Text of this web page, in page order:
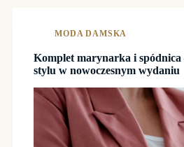
MODA DAMSKA
Komplet marynarka i spódnica
stylu w nowoczesnym wydaniu